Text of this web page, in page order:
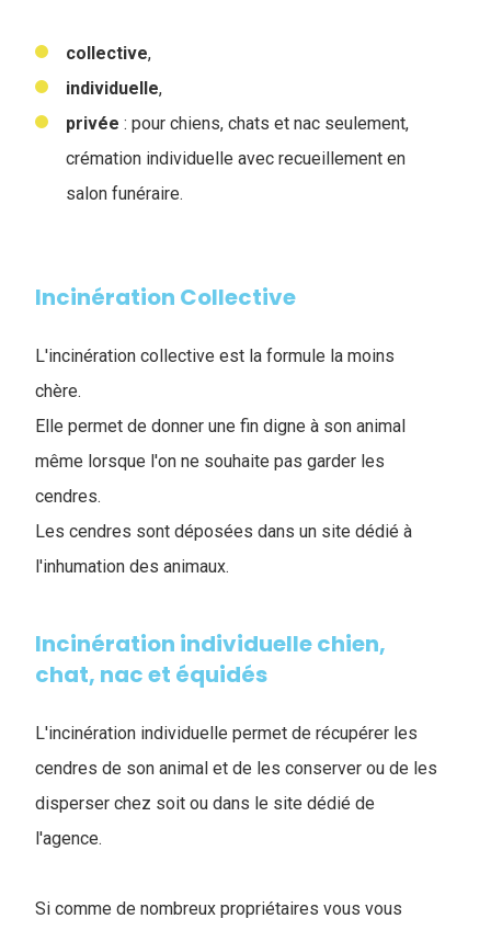
collective,
individuelle,
privée : pour chiens, chats et nac seulement,
crémation individuelle avec recueillement en
salon funéraire.
Incinération Collective
L'incinération collective est la formule la moins
chère.
Elle permet de donner une fin digne à son animal
même lorsque l'on ne souhaite pas garder les
cendres.
Les cendres sont déposées dans un site dédié à
l'inhumation des animaux.
Incinération individuelle chien,
chat, nac et équidés
L'incinération individuelle permet de récupérer les
cendres de son animal et de les conserver ou de les
disperser chez soit ou dans le site dédié de
l'agence.
Si comme de nombreux propriétaires vous vous